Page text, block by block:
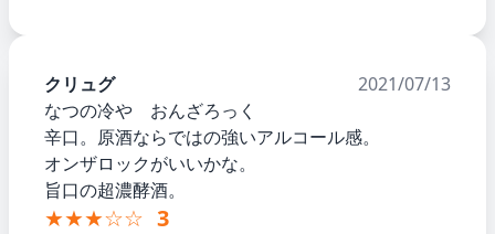
クリュグ
2021/07/13
なつの冷や おんざろっく
辛口。原酒ならではの強いアルコール感。
オンザロックがいいかな。
旨口の超濃酵酒。
★★★☆☆ 3